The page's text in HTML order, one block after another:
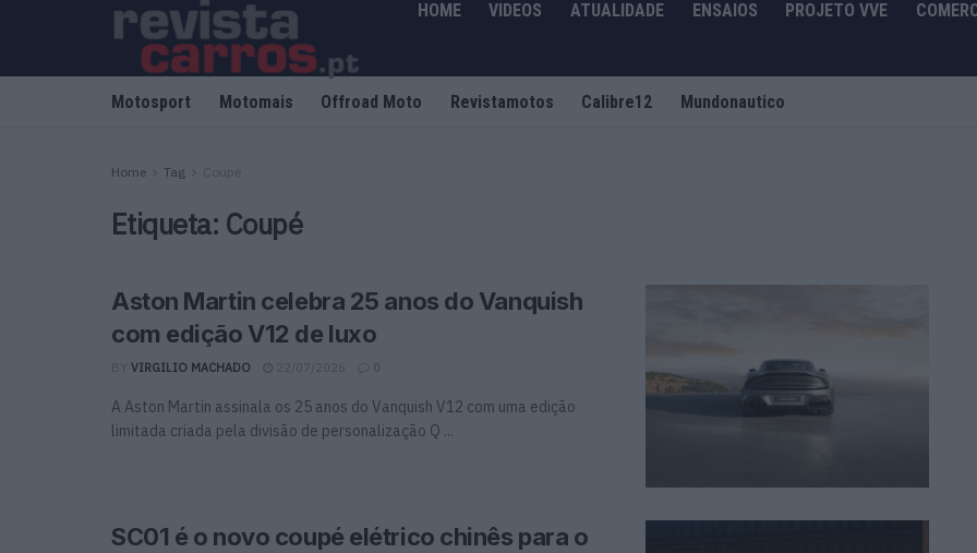
HOME VIDEOS ATUALIDADE ENSAIOS PROJETO VVE
Motosport Motomais Offroad Moto Revistamotos Calibre12 Mundonautico
Home Tag Coupé
Etiqueta: Coupé
Aston Martin celebra 25 anos do Vanquish
com edição V12 de luxo
BY VIRGILIO MACHADO 22/07/2026 0
A Aston Martin assinala os 25 anos do Vanquish V12 com uma edição
limitada criada pela divisão de personalização Q ...
SC01 é o novo coupé elétrico chinês para o